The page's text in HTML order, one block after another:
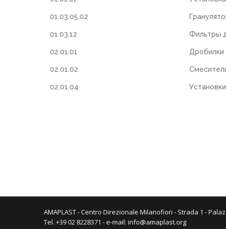
01.03.05.02
01.03.12 Фильтры
02.01.01 Дробилки
02.01.02
02.01.04
AMAPLAST - Centro Direzionale Milanofiori - Strada 1 -
Tel. +39 02 8228371 - e-mail: info@amaplast.org